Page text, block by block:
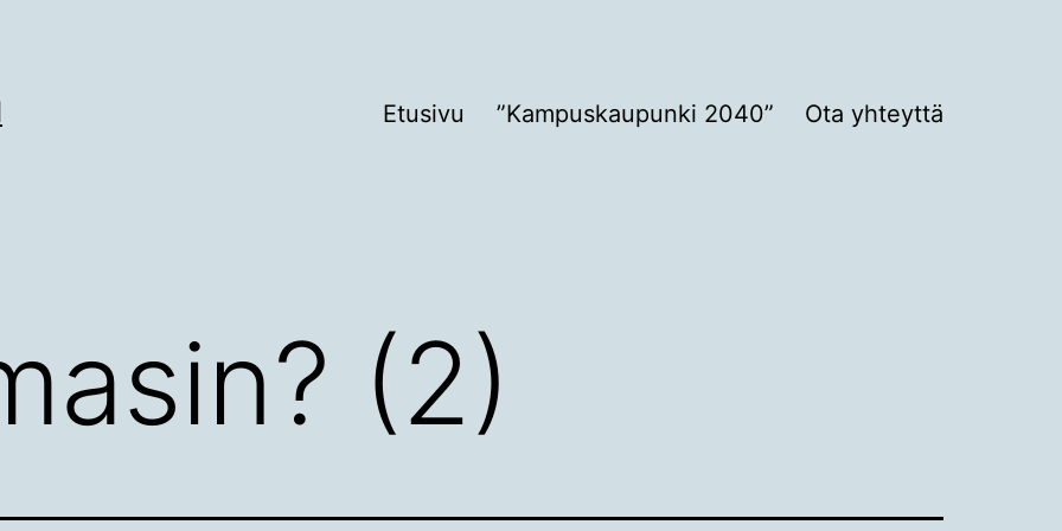
Etusivu ”Kampuskaupunki 2040” Ota yhteyttä
(2)